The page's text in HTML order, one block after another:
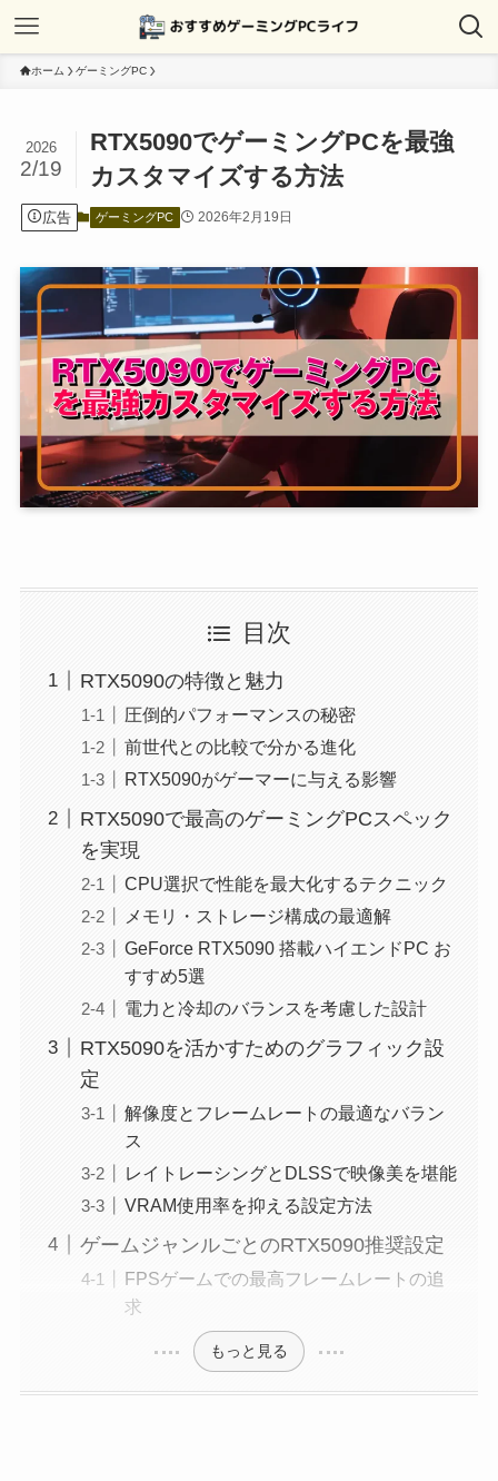
ホーム ゲーミングPC
RTX5090でゲーミングPCを最強
カスタマイズする方法
2026
2/19
広告 ゲーミングPC 2026年2月19日
目次
RTX5090の特徴と魅力
圧倒的パフォーマンスの秘密
前世代との比較で分かる進化
RTX5090がゲーマーに与える影響
RTX5090で最高のゲーミングPCスペック
を実現
CPU選択で性能を最大化するテクニック
メモリ・ストレージ構成の最適解
GeForce RTX5090 搭載ハイエンドPC お
すすめ5選
電力と冷却のバランスを考慮した設計
RTX5090を活かすためのグラフィック設
定
解像度とフレームレートの最適なバラン
ス
レイトレーシングとDLSSで映像美を堪能
VRAM使用率を抑える設定方法
ゲームジャンルごとのRTX5090推奨設定
FPSゲームでの最高フレームレートの追
求
もっと見る